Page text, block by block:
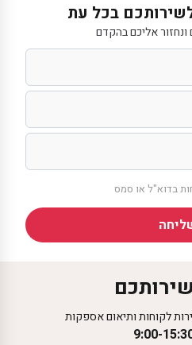
בכל עת
אליכם בהקדם
בדוא"ל או סמס
לקוחות ותיאום אספקות